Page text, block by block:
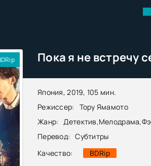
Япония, 2019, 105 мин.
Режиссер:
Тору Ямамото
Жанр:
Детектив,Мелодрама,
Перевод: Субтитры
Качество:
BDRip